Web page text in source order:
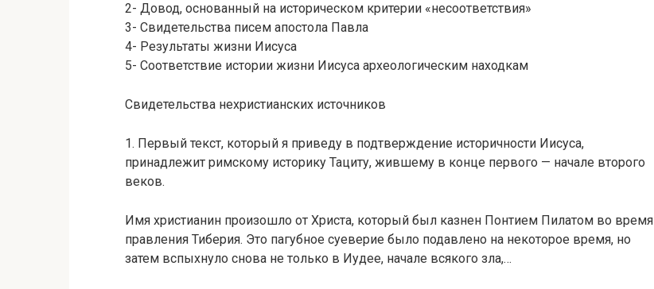
2- Довод, основанный на историческом критерии «несоответствия»
3- Свидетельства писем апостола Павла
4- Результаты жизни Иисуса
5- Соответствие истории жизни Иисуса археологическим находкам
Свидетельства нехристианских источников
1. Первый текст, который я приведу в подтверждение историчности Иисуса,
принадлежит римскому историку Тациту, жившему в конце первого — начале второго
веков.
Имя христианин произошло от Христа, который был казнен Понтием Пилатом во время
правления Тиберия. Это пагубное суеверие было подавлено на некоторое время, но
затем вспыхнуло снова не только в Иудее, начале всякого зла,…